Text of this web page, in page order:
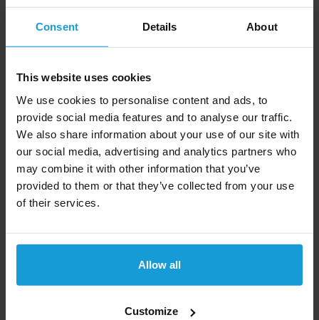
Consent Details About
This website uses cookies
We use cookies to personalise content and ads, to
provide social media features and to analyse our traffic.
We also share information about your use of our site with
our social media, advertising and analytics partners who
may combine it with other information that you’ve
provided to them or that they’ve collected from your use
of their services.
Allow all
Customize
Duidelijk overzicht van uw tegoed
Tegoed is onbeperkt houdbaar
Voordelen kredietrapport wereldwijd
Dit kredietrapport wereldwijd van
Kredietrapportaanvragen.nl heeft de volgende
Snelle inzage kredietwaardigheid
Betrouwbaarste data